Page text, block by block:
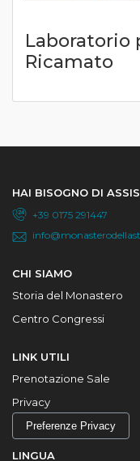
Laboratorio
Ricamato
HAI BISOGNO DI
+39 0175 291447
CHI SIAMO
Storia del Monastero
Centro Congressi
LINK UTILI
Prenotazione Sale
Privacy
Preferenze Privacy
LINGUA